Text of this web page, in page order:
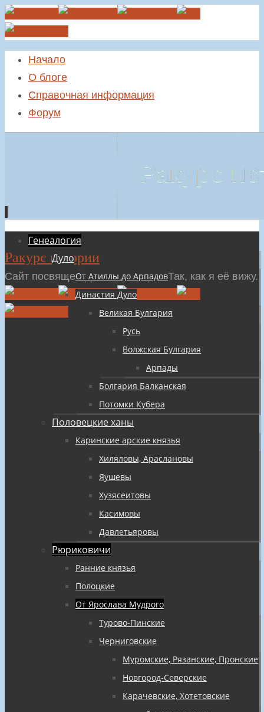
Начало
О блоге
Справочная информация
Форум
Ракурс истории
Сайт посвящен русской истории Так, как я её вижу.
Перейти
к
содержимому
Генеалогия
Дуло
От Атиллы до Арпадов
Династия Дуло
Великая Булгария
Русь
Волжская Булгария
Арпады
Болгария Балканская
Потомки Кубера
Половецкие ханы
Каринские арские князья
Хиляловы, Араслановы
Яушевы
Хузясеитовы
Касимовы
Давлетьяровы
Рюриковичи
Ранние князья
Полоцкие
От Ярослава Мудрого
Турово-Пинские
Черниговские
Муромские, Рязанские, Пронские
Новгород-Северские
Карачевские, Хотетовские